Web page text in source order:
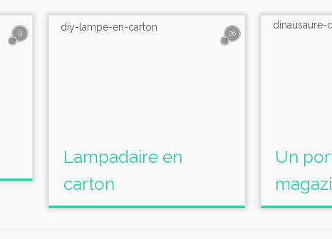
8 26
Lampadaire en
carton
Un